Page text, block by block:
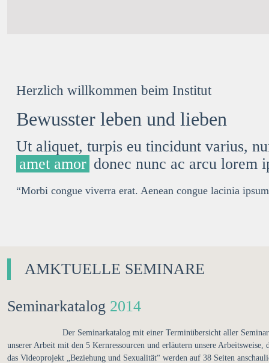
Herzlich willkommen beim Institut
Bewusster leben und lieben
Ut aliquet, turpis eu tincidunt varius,
amet amor donec nunc ac arcu lorem
“Morbi congue viverra erat. Aenean congue lacinia
AMKTUELLE SEMINARE
Seminarkatalog 2014
Der Seminarkatalog mit einer Terminübersicht aller
unserer Arbeit mit den 5 Kernressourcen und erläutern unsere
das Videoprojekt „Beziehung und Sexualität“ werden auf 38 Seiten